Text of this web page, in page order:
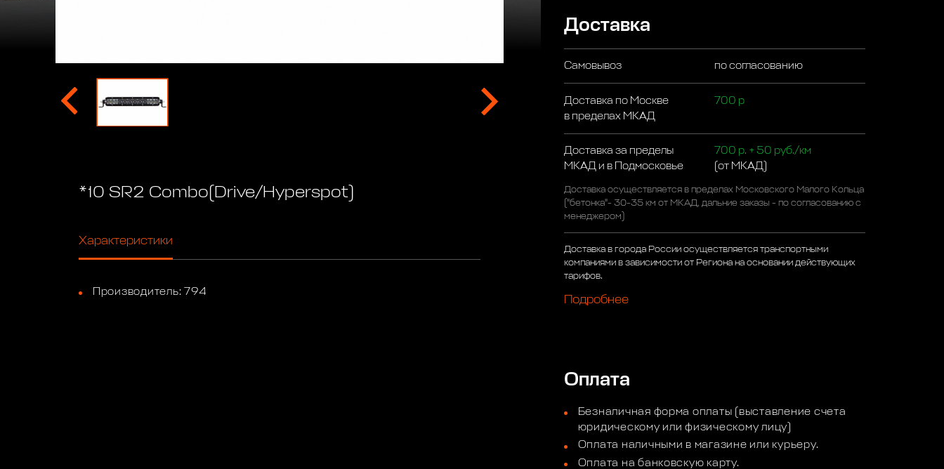
*10 SR2 Combo(Drive/Hyperspot)
Характеристики
Производитель: 794
Доставка
Самовывоз по согласованию
Доставка по Москве
в пределах МКАД
700 р
Доставка за пределы
МКАД и в Подмосковье
700 р. + 50 руб./км
(от МКАД)
Доставка осуществляется в пределах Московского Малого Кольца
("бетонка"- 30-35 км от МКАД, дальние заказы - по согласованию с
менеджером)
Доставка в города России осуществляется транспортными
компаниями в зависимости от Региона на основании действующих
тарифов.
Подробнее
Оплата
Безналичная форма оплаты (выставление счета
юридическому или физическому лицу)
Оплата наличными в магазине или курьеру.
Оплата на банковскую карту.